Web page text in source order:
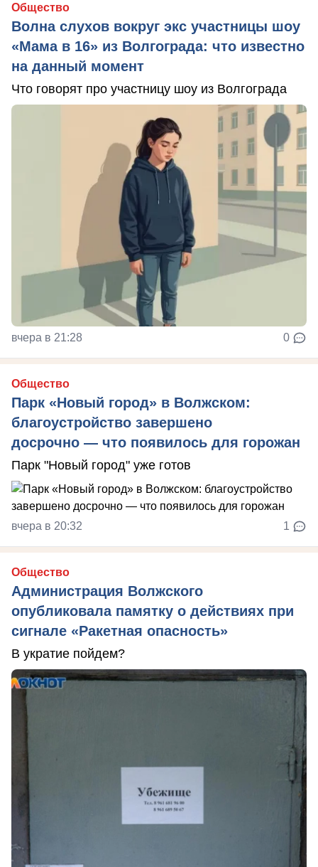
Общество
Волна слухов вокруг экс участницы шоу
«Мама в 16» из Волгограда: что известно
на данный момент
Что говорят про участницу шоу из Волгограда
вчера в 21:28 0
Общество
Парк «Новый город» в Волжском:
благоустройство завершено
досрочно — что появилось для горожан
Парк "Новый город" уже готов
вчера в 20:32 1
Общество
Администрация Волжского
опубликовала памятку о действиях при
сигнале «Ракетная опасность»
В укратие пойдем?